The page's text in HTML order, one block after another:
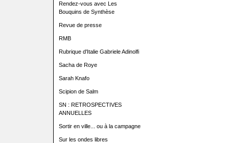
Rendez-vous avec Les
Bouquins de Synthèse
Revue de presse
RMB
Rubrique d'Italie Gabriele Adinolfi
Sacha de Roye
Sarah Knafo
Scipion de Salm
SN : RETROSPECTIVES
ANNUELLES
Sortir en ville... ou à la campagne
Sur les ondes libres